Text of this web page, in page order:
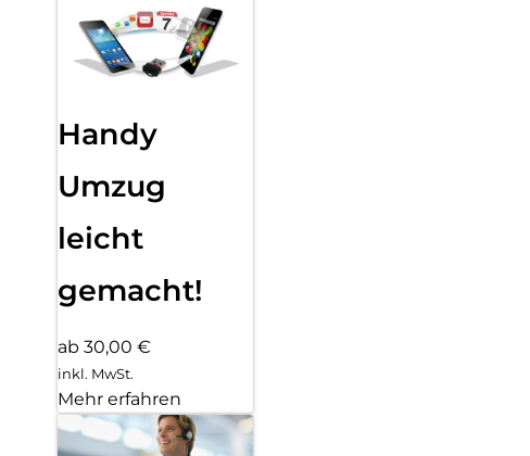
Handy
Umzug
leicht
gemacht!
ab 30,00 €
inkl. MwSt.
Mehr erfahren